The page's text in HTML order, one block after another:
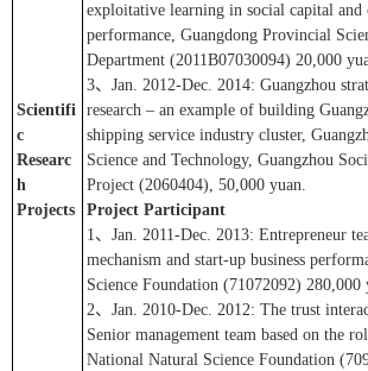
Scientifi
c
Researc
h
Projects
exploitative learning in social capital and
performance, Guangdong Provincial
Department (2011B07030094) 20,000
3、Jan. 2012-Dec. 2014: Guangzhou
research – an example of building
shipping service industry cluster,
Science and Technology, Guangzhou
Project (2060404), 50,000 yuan.
Project Participant
1、Jan. 2011-Dec. 2013: Entrepreneur
mechanism and start-up business
Science Foundation (71072092) 280,000
2、Jan. 2010-Dec. 2012: The trust
Senior management team based on the
National Natural Science Foundation